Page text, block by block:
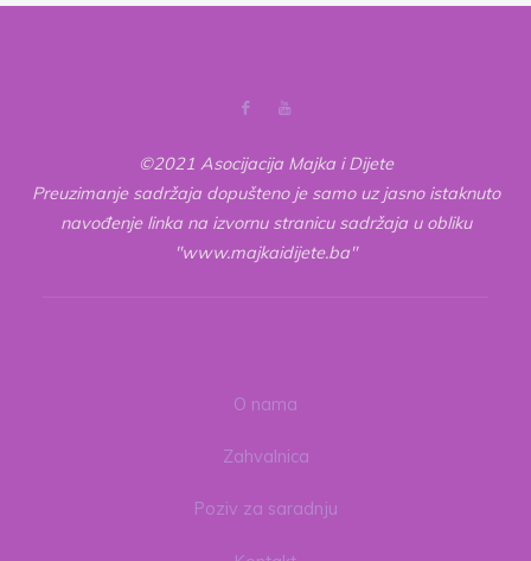
invaliditetom
©2021 Asocijacija Majka i Dijete
Preuzimanje sadržaja dopušteno je samo uz jasno istaknuto
navođenje linka na izvornu stranicu sadržaja u obliku
"www.majkaidijete.ba"
O nama
Zahvalnica
Poziv za saradnju